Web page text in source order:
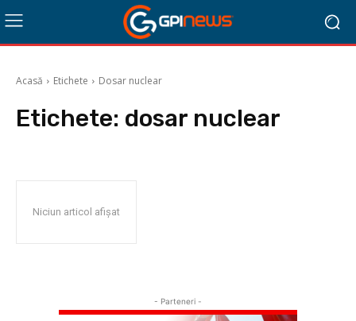
Acasă Etichete Dosar nuclear
Etichete: dosar nuclear
Niciun articol afișat
- Parteneri -